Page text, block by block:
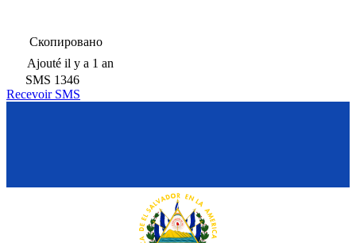
Скопировано
Ajouté il y a 1 an
SMS 1346
Recevoir SMS